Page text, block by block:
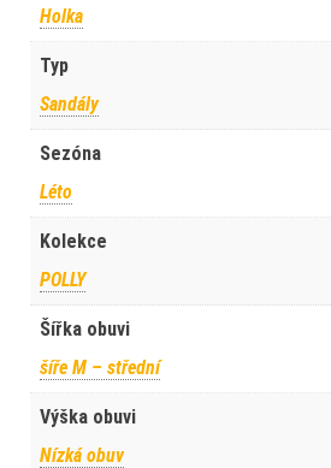
Holka
Typ
Sandály
Sezóna
Léto
Kolekce
POLLY
Šířka obuvi
šíře M – střední
Výška obuvi
Nízká obuv